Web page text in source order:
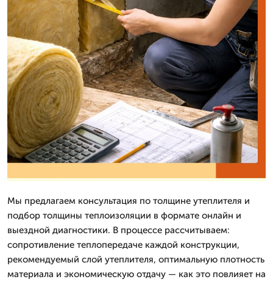
Мы предлагаем консультация по толщине утеплителя и
подбор толщины теплоизоляции в формате онлайн и
выездной диагностики. В процессе рассчитываем:
сопротивление теплопередаче каждой конструкции,
рекомендуемый слой утеплителя, оптимальную плотность
материала и экономическую отдачу — как это повлияет на